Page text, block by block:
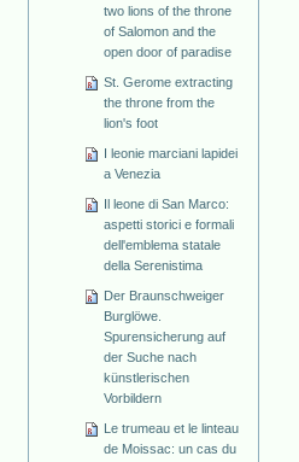
two lions of the throne
of Salomon and the
open door of paradise
St. Gerome extracting
the throne from the
lion's foot
I leonie marciani lapidei
a Venezia
Il leone di San Marco:
aspetti storici e formali
dell'emblema statale
della Serenistima
Der Braunschweiger
Burglöwe.
Spurensicherung auf
der Suche nach
künstlerischen
Vorbildern
Le trumeau et le linteau
de Moissac: un cas du